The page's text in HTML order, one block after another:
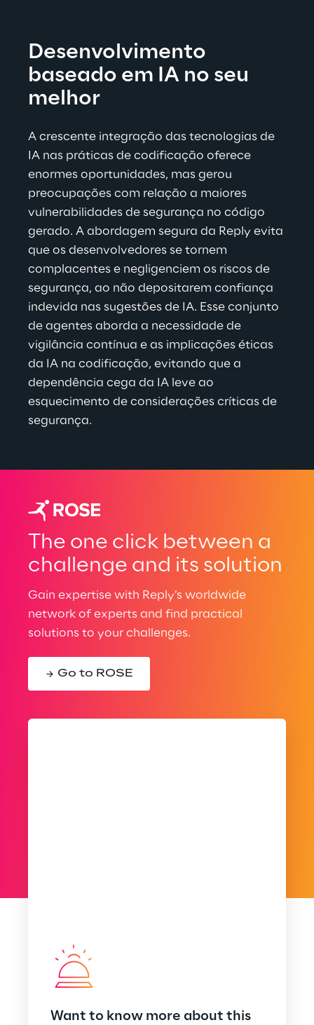
Desenvolvimento
baseado em IA no seu
melhor
A crescente integração das tecnologias de
IA nas práticas de codificação oferece
enormes oportunidades, mas gerou
preocupações com relação a maiores
vulnerabilidades de segurança no código
gerado. A abordagem segura da Reply evita
que os desenvolvedores se tornem
complacentes e negligenciem os riscos de
segurança, ao não depositarem confiança
indevida nas sugestões de IA. Esse conjunto
de agentes aborda a necessidade de
vigilância contínua e as implicações éticas
da IA na codificação, evitando que a
dependência cega da IA leve ao
esquecimento de considerações críticas de
segurança.
The one click between a
challenge and its solution
Gain expertise with Reply’s worldwide
network of experts and find practical
solutions to your challenges.
Go to ROSE
Want to know more about this